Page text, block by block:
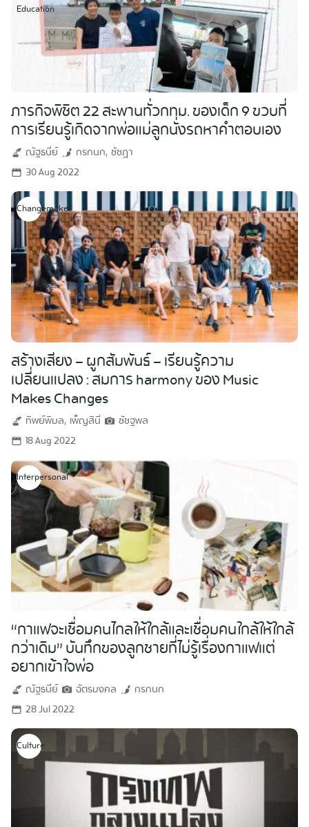
Education
ภารกิจพิชิต 22 สะพานทั่วกทม. ของเด็ก 9 ขวบที่
การเรียนรู้เกิดจากพ่อแม่ลูกนั่งรถหาคำตอบเอง
ณัฐธนีย์ กรกนก ชัชฎา
30 Aug 2022
Changemaker
สร้างเสียง – ผูกสัมพันธ์ – เรียนรู้ความ
เปลี่ยนแปลง : สมการ harmony ของ Music
Makes Changes
ทิพย์พิมล เพ็ญสินี
ชัชฐพล
18 Aug 2022
Interpersonal
“กาแฟจะเชื่อมคนไกลให้ใกล้และเชื่อมคนใกล้ให้ใกล้
กว่าเดิม” บันทึกของลูกชายที่ไม่รู้เรื่องกาแฟแต่
อยากเข้าใจพ่อ
ณัฐธนีย์ ฉัตรมงคล
กรกนก
28 Jul 2022
Culture